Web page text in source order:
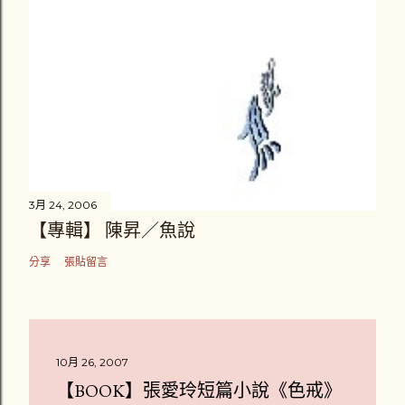
3月 24, 2006
【專輯】 陳昇／魚說
分享 張貼留言
10月 26, 2007
【BOOK】張愛玲短篇小說《色戒》